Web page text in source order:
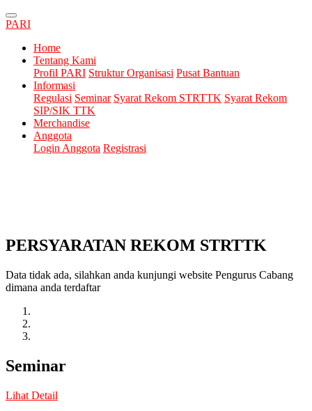
PARI
Home
Tentang Kami
Profil PARI Struktur Organisasi Pusat Bantuan
Informasi
Regulasi Seminar Syarat Rekom STRTTK Syarat Rekom
SIP/SIK TTK
Merchandise
Anggota
Login Anggota Registrasi
PERSYARATAN REKOM STRTTK
Data tidak ada, silahkan anda kunjungi website Pengurus Cabang
dimana anda terdaftar
Seminar
Lihat Detail